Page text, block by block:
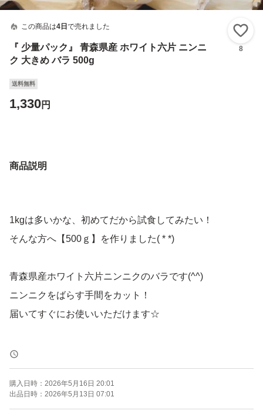
この商品は4日 で売れました
『 少量パック』 青森県産 ホワイト六片 ニンニ
ク 大きめ バラ 500g
8
送料無料
1,330円
商品説明
1kgは多いかな、初めてだから試食してみたい！
そんな方へ【500ｇ】を作りました( * *)
青森県産ホワイト六片ニンニクのバラです(^^)
ニンニクをばらす手間をカット！
届いてすぐにお使いいただけます☆
大小混合ではありますが一粒が大きめが多く、用途に合わ
せ使い分けられます！
取引が増えてきた中で、サイズのご希望をされる方が多く
購入日時： 2026年5月16日 20:01
出品日時： 2026年5月13日 07:01